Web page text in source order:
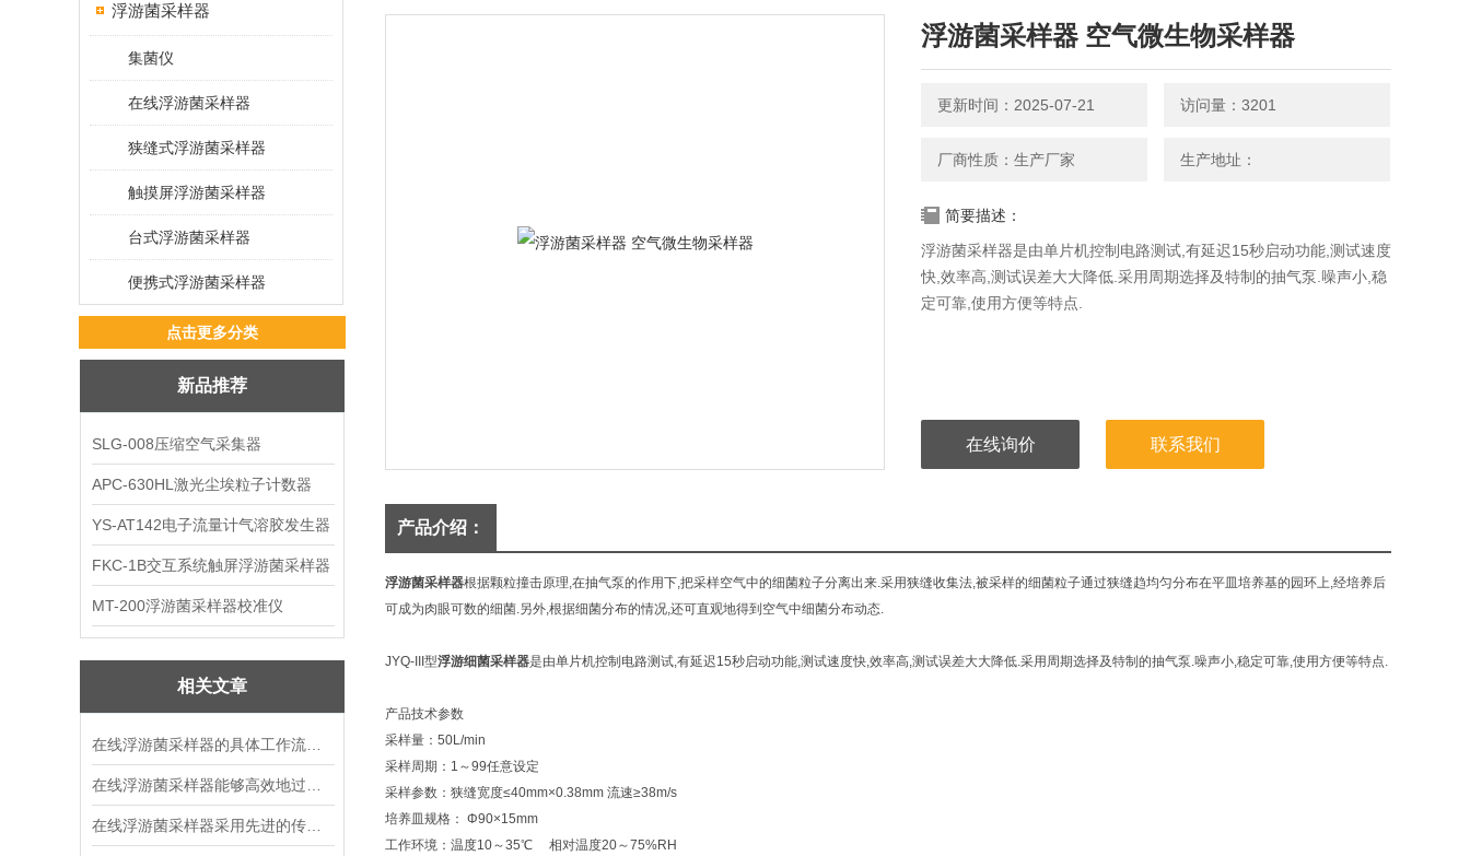
浮游菌采样器
集菌仪
在线浮游菌采样器
狭缝式浮游菌采样器
触摸屏浮游菌采样器
台式浮游菌采样器
便携式浮游菌采样器
点击更多分类
新品推荐
SLG-008压缩空气采集器
APC-630HL激光尘埃粒子计数器
YS-AT142电子流量计气溶胶发生器
FKC-1B交互系统触屏浮游菌采样器
MT-200浮游菌采样器校准仪
相关文章
浮游菌采样器 空气微生物采样器
更新时间：2025-07-21 访问量：3201
厂商性质：生产厂家 生产地址：
简要描述：
浮游菌采样器是由单片机控制电路测试,有延迟15秒启动功能,测试速度
快,效率高,测试误差大大降低.采用周期选择及特制的抽气泵.噪声小,稳
定可靠,使用方便等特点.
在线询价 联系我们
产品介绍：
浮游菌采样器根据颗粒撞击原理,在抽气泵的作用下,把采样空气中的细菌粒子分离出来.采用狭缝收集法,被采样的细菌粒子通过狭缝趋均匀分布在平皿培养基的园环上,经培养后
可成为肉眼可数的细菌.另外,根据细菌分布的情况,还可直观地得到空气中细菌分布动态.
JYQ-III型浮游细菌采样器是由单片机控制电路测试,有延迟15秒启动功能,测试速度快,效率高,测试误差大大降低.采用周期选择及特制的抽气泵.噪声小,稳定可靠,使用方便等特点.
产品技术参数
采样量：50L/min
采样周期：1～99任意设定
采样参数：狭缝宽度≤40mm×0.38mm 流速≥38m/s
培养皿规格： Φ90×15mm
工作环境：温度10～35℃ 相对温度20～75%RH